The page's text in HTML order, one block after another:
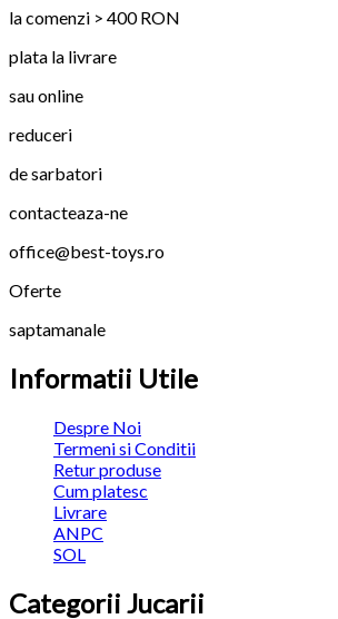
la comenzi > 400 RON
plata la livrare
sau online
reduceri
de sarbatori
contacteaza-ne
office@best-toys.ro
Oferte
saptamanale
Informatii Utile
Despre Noi
Termeni si Conditii
Retur produse
Cum platesc
Livrare
ANPC
SOL
Categorii Jucarii